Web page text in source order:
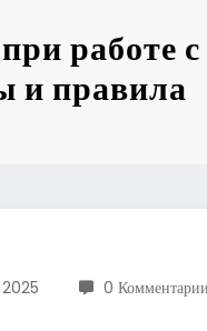
работе с
и правила
2025 0 Комментарии